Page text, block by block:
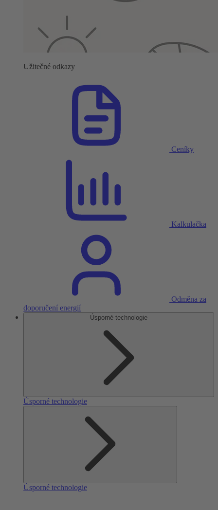
Užitečné odkazy
Ceníky
Kalkulačka
Odměna za
doporučení energií
Úsporné technologie
Úsporné technologie
Úsporné technologie